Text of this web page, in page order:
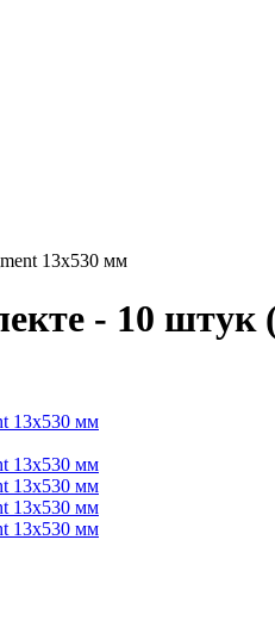
13х530 мм
- 10 штук